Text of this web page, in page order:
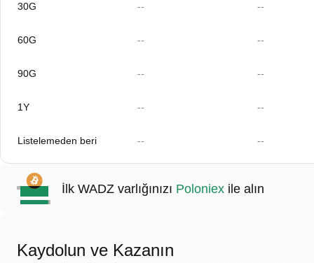
30G -- --
60G -- --
90G -- --
1Y -- --
Listelemeden beri -- --
İlk WADZ varlığınızı Poloniex ile alın
Kaydolun ve Kazanın